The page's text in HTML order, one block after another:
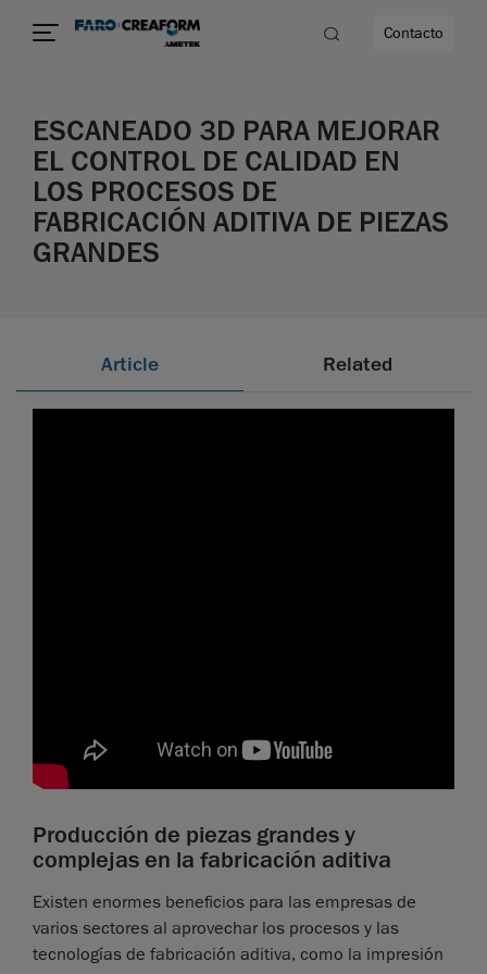
Contacto
ESCANEADO 3D PARA MEJORAR
EL CONTROL DE CALIDAD EN
LOS PROCESOS DE
FABRICACIÓN ADITIVA DE PIEZAS
GRANDES
Article Related
Producción de piezas grandes y
complejas en la fabricación aditiva
Existen enormes beneficios para las empresas de
varios sectores al aprovechar los procesos y las
tecnologías de fabricación aditiva, como la impresión